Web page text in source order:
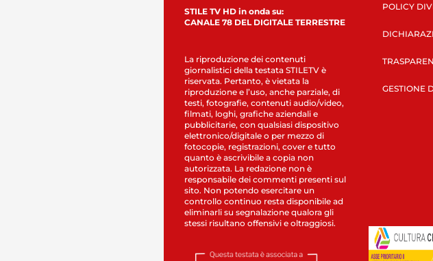
STILE TV HD in onda su:
CANALE 78 DEL DIGITALE TERRESTRE
La riproduzione dei contenuti
giornalistici della testata STILETV è
riservata. Pertanto, è vietata la
riproduzione e l’uso, anche parziale, di
testi, fotografie, contenuti audio/video,
filmati, loghi, grafiche aziendali e
pubblicitarie, con qualsiasi dispositivo
elettronico/digitale o per mezzo di
fotocopie, registrazioni, cover e tutto
quanto è ascrivibile a copia non
autorizzata. La redazione non è
responsabile dei commenti presenti sul
sito. Non potendo esercitare un
controllo continuo resta disponibile ad
eliminarli su segnalazione qualora gli
stessi risultano offensivi e oltraggiosi.
POLICY
GESTIONE